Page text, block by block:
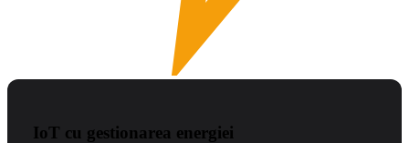
IoT cu gestionarea energiei